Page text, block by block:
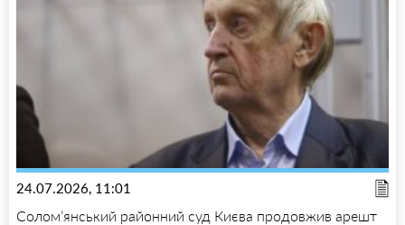
24.07.2026, 11:01
Солом’янський районний суд Києва продовжив арешт